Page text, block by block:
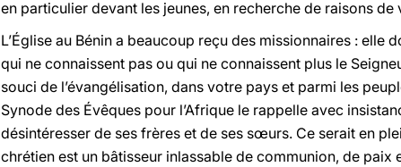
en particulier devant les jeunes, en recherche de raisons
L’Église au Bénin a beaucoup reçu des missionnaires :
qui ne connaissent pas ou qui ne connaissent plus le
souci de l’évangélisation, dans votre pays et parmi les
Synode des Évêques pour l’Afrique le rappelle avec
désintéresser de ses frères et de ses sœurs. Ce serait en
chrétien est un bâtisseur inlassable de communion, de